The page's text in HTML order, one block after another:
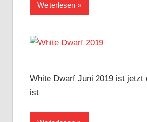
Weiterlesen
White Dwarf Juni 2019 ist
ist